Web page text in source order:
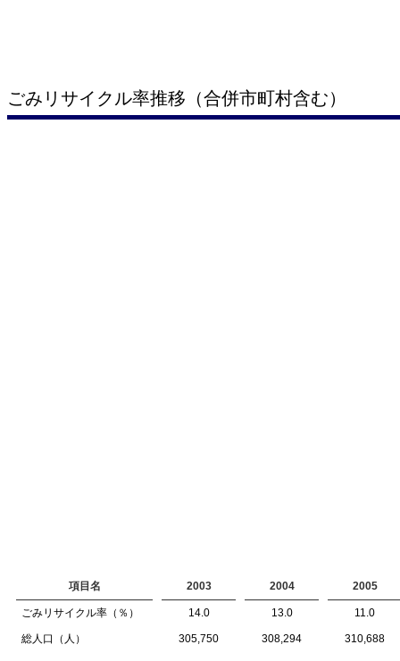
ごみリサイクル率推移（合併市町村含む）
項目名 2003 2004 2005
ごみリサイクル率（％） 14.0 13.0 11.0
総人口（人） 305,750 308,294 310,688